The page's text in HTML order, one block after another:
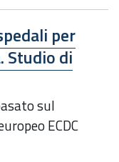
per
Studio di
sul
ECDC